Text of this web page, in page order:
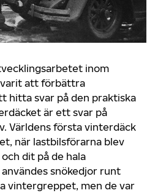
inom
att förbättra
hitta svar på den praktiska
är ett svar på
Världens första vinterdäck
när lastbilsförarna blev
dit på de hala
snökedjor runt
vintergreppet, men de var